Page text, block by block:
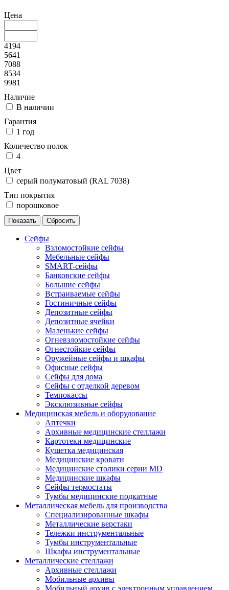
Цена
4194
5641
7088
8534
9981
Наличие
В наличии
Гарантия
1 год
Количество полок
4
Цвет
cерый полуматовый (RAL 7038)
Тип покрытия
порошковое
Сейфы
Взломостойкие сейфы
Мебельные сейфы
SMART-сейфы
Банковские сейфы
Большие сейфы
Встраиваемые сейфы
Гостиничные сейфы
Депозитные сейфы
Депозитные ячейки
Маленькие сейфы
Огневзломостойкие сейфы
Огнестойкие сейфы
Оружейные сейфы и шкафы
Офисные сейфы
Сейфы для дома
Сейфы с отделкой деревом
Темпокассы
Эксклюзивные сейфы
Медицинская мебель и оборудование
Аптечки
Архивные медицинские стеллажи
Картотеки медицинские
Кушетка медицинская
Медицинские кровати
Медицинские столики серии MD
Медицинские шкафы
Сейфы термостаты
Тумбы медицинские подкатные
Металлическая мебель для производства
Cпециализированные шкафы
Металлические верстаки
Тележки инструментальные
Тумбы инструментальные
Шкафы инструментальные
Металлические стеллажи
Архивные стеллажи
Мобильные архивы
Мобильный архив с электронным управлением